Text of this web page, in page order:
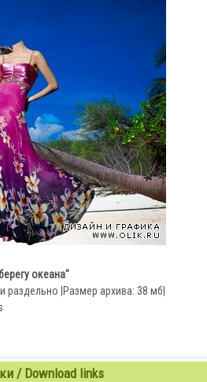
океана"
раздельно |Размер архива: 38 мб|
/ Download links